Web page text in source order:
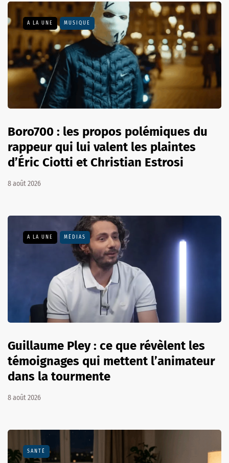
A LA UNE MUSIQUE
Boro700 : les propos polémiques du
rappeur qui lui valent les plaintes
d’Éric Ciotti et Christian Estrosi
8 août 2026
A LA UNE MÉDIAS
Guillaume Pley : ce que révèlent les
témoignages qui mettent l’animateur
dans la tourmente
8 août 2026
SANTÉ